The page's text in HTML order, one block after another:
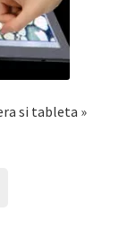
si tableta »